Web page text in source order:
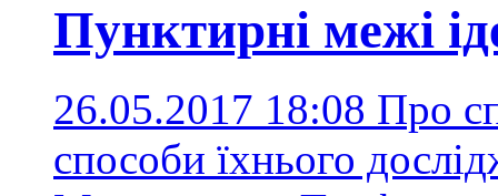
Пунктирні межі
26.05.2017 18:08 Про
способи їхнього